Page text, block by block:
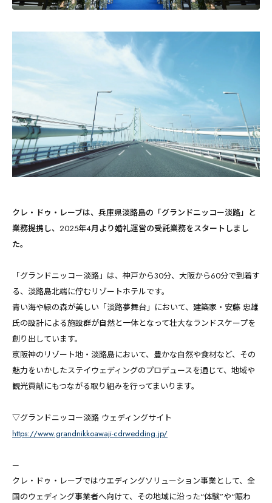
クレ・ドゥ・レーブは、兵庫県淡路島の「グランドニッコー淡路」と
業務提携し、2025年4月より婚礼運営の受託業務をスタートしまし
た。
「グランドニッコー淡路」は、神戸から30分、大阪から60分で到着す
る、淡路島北端に佇むリゾートホテルです。
青い海や緑の森が美しい「淡路夢舞台」において、建築家・安藤 忠雄
氏の設計による施設群が自然と一体となって壮大なランドスケープを
創り出しています。
京阪神のリゾート地・淡路島において、豊かな自然や食材など、その
魅力をいかしたステイウェディングのプロデュースを通じて、地域や
観光貢献にもつながる取り組みを行ってまいります。
▽グランドニッコー淡路 ウェディングサイト
https://www.grandnikkoawaji-cdrwedding.jp/
—
クレ・ドゥ・レーブではウエディングソリューション事業として、全
国のウェディング事業者へ向けて、その地域に沿った“体験”や“賑わ